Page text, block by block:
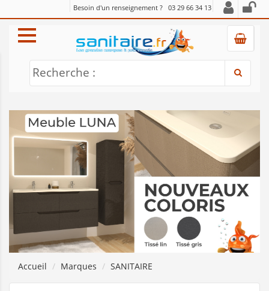
Besoin d'un renseignement ? 03 29 66 34 13
Recherche :
Accueil Marques SANITAIRE